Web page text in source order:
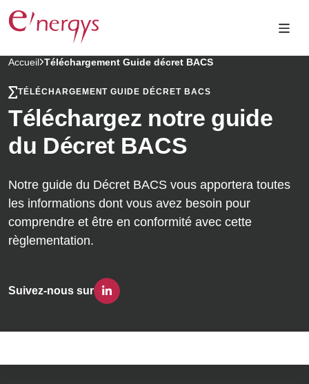
Accueil Téléchargement Guide décret BACS
TÉLÉCHARGEMENT GUIDE DÉCRET BACS
Téléchargez notre guide
du Décret BACS
Notre guide du Décret BACS vous apportera toutes
les informations dont vous avez besoin pour
comprendre et être en conformité avec cette
règlementation.
Suivez-nous sur